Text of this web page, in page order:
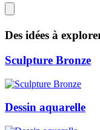
Des idées à
Sculpture Bronze
Dessin aquarelle